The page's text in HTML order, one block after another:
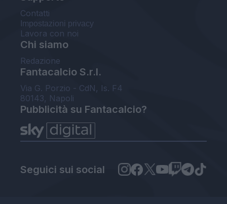
Contatti
Impostazioni privacy
Lavora con noi
Chi siamo
Redazione
Fantacalcio S.r.l.
Via G. Porzio - CdN, Is. F4
80143, Napoli
Pubblicità su Fantacalcio?
Seguici sui social